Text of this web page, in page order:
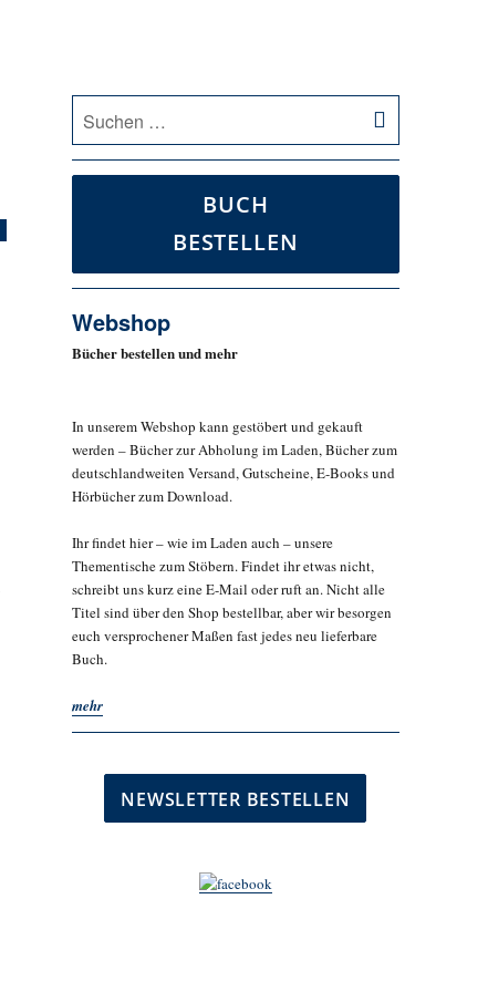
nach:
BUCH
BESTELLEN
Webshop
Bücher bestellen und mehr
In unserem Webshop kann gestöbert und gekauft
werden – Bücher zur Abholung im Laden, Bücher zum
deutschlandweiten Versand, Gutscheine, E-Books und
Hörbücher zum Download.
Ihr findet hier – wie im Laden auch – unsere
Thementische zum Stöbern. Findet ihr etwas nicht,
schreibt uns kurz eine E-Mail oder ruft an. Nicht alle
Titel sind über den Shop bestellbar, aber wir besorgen
euch versprochener Maßen fast jedes neu lieferbare
Buch.
mehr